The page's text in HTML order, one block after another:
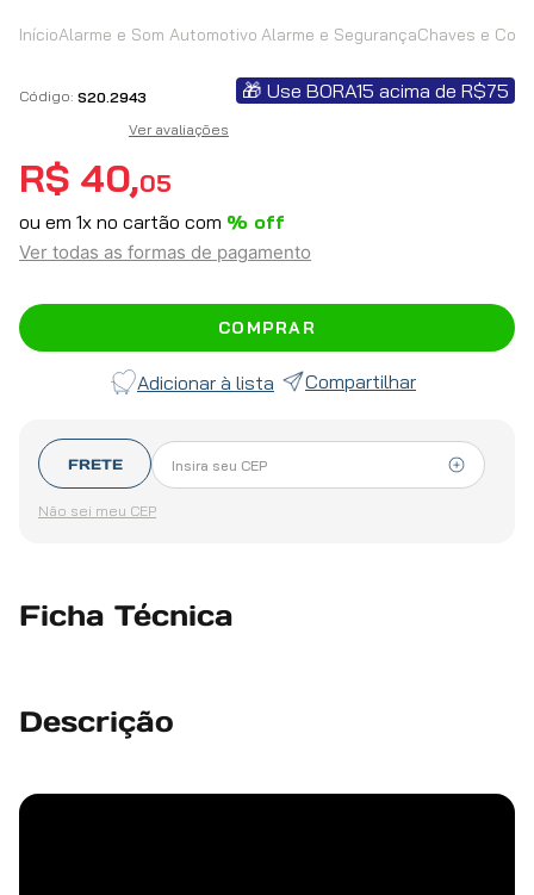
Alarme e Som Automotivo Alarme e SegurançaChaves e
🎁 Use BORA15 acima de R$75
S20.2943
Ver avaliações
R$ 40,05
ou em 1x no cartão com % off
Ver todas as formas de pagamento
COMPRAR
Compartilhar
FRETE
Não sei meu CEP
Ficha Técnica
Descrição